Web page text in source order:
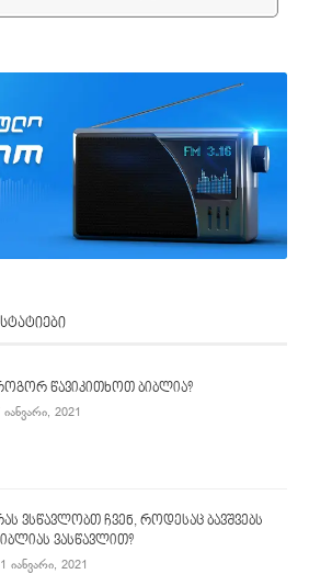
წავიკითხოთ ბიბლია?
იანვარი, 2021
ვსწავლობთ ჩვენ, როდესაც ბავშვებს
ვასწავლით?
იანვარი, 2021